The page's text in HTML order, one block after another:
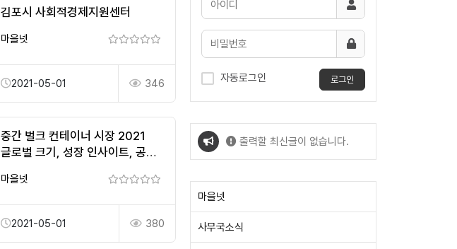
김포시 사회적경제지원센터
마을넷
2021-05-01 346
중간 벌크 컨테이너 시장 2021
글로벌 크기, 성장 인사이트, 공유,
마을넷
2021-05-01 380
자동로그인 로그인
출력할 최신글이 없습니다.
마을넷
사무국소식